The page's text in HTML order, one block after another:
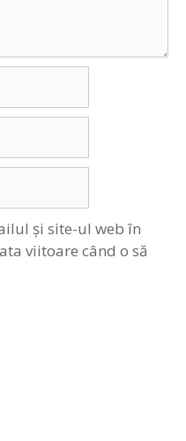
și site-ul web în
viitoare când o să